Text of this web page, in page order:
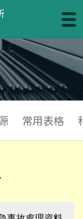
常用表格